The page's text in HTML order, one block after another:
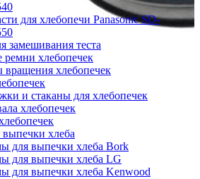
для хлебопечи Panasonic SD-
замешивания теста
хлебопечек
хлебопечек
и стаканы для хлебопечек
хлебопечек
хлеба
для выпечки хлеба Bork
для выпечки хлеба LG
для выпечки хлеба Kenwood